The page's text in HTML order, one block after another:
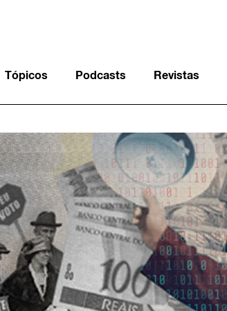
Tópicos Podcasts Revistas